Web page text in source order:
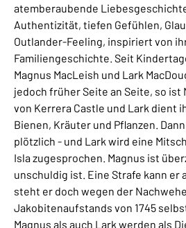
atemberaubende
Authentizität, tiefen Gefühlen,
Outlander-Feeling, inspiriert von
Familiengeschichte. Seit
Magnus MacLeish und Lark
jedoch früher Seite an Seite, so ist
von Kerrera Castle und Lark dient
Bienen, Kräuter und Pflanzen.
plötzlich - und Lark wird eine
Isla zugesprochen. Magnus ist
unschuldig ist. Eine Strafe kann er
steht er doch wegen der
Jakobitenaufstands von 1745
Magnus als auch Lark werden als